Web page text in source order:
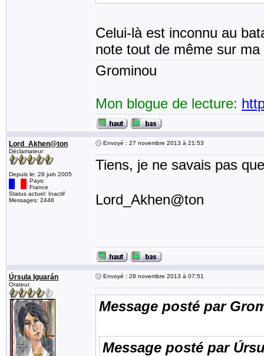
Celui-là est inconnu au
note tout de même sur
Grominou
Mon blogue de lecture:
Lord_Akhen@ton
Déclamateur
Depuis le: 28 juin 2005
Pays:
France
Status actuel: Inactif
Messages: 2448
Envoyé : 27 novembre 2013 à 21:53
Tiens, je ne savais pas
Lord_Akhen@ton
Úrsula Iguarán
Orateur
Envoyé : 28 novembre 2013 à 07:51
Message posté par
Message posté par